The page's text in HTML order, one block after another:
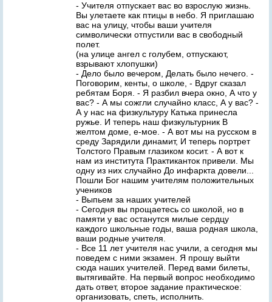
- Учителя отпускает вас во взрослую жизнь.
Вы улетаете как птицы в небо. Я приглашаю
вас на улицу, чтобы ваши учителя
символически отпустили вас в свободный
полет.
(на улице ангел с голубем, отпускают,
взрывают хлопушки)
- Дело было вечером, Делать было нечего. -
Поговорим, кенты, о школе, - Вдруг сказал
ребятам Боря. - Я разбил вчера окно, А что у
вас? - А мы сожгли случайно класс, А у вас? -
А у нас на физкультуру Катька принесла
ружье. И теперь наш физкультурник В
желтом доме, е-мое. - А вот мы на русском в
среду Зарядили динамит, И теперь портрет
Толстого Правым глазиком косит. - А вот к
нам из института Практиканток привели. Мы
одну из них случайно До инфаркта довели...
Пошли Бог нашим учителям положительных
учеников
- Выпьем за наших учителей
- Сегодня вы прощаетесь со школой, но в
памяти у вас останутся милые сердцу
каждого школьные годы, ваша родная школа,
ваши родные учителя.
- Все 11 лет учителя нас учили, а сегодня мы
поведем с ними экзамен. Я прошу выйти
сюда наших учителей. Перед вами билеты,
вытягивайте. На первый вопрос необходимо
дать ответ, второе задание практическое:
организовать, спеть, исполнить.